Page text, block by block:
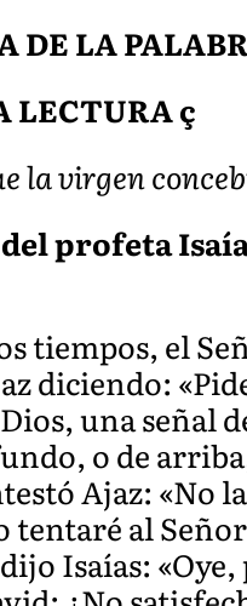
DE LA
LECTURA ç
la virgen
profeta
tiempos, el
diciendo:
una señal
o de
Ajaz: «No la
tentaré al
Isaías: «Oye,